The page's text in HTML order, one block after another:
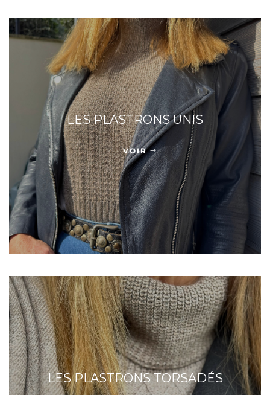
LES PLASTRONS UNIS
VOIR
LES PLASTRONS TORSADÉS